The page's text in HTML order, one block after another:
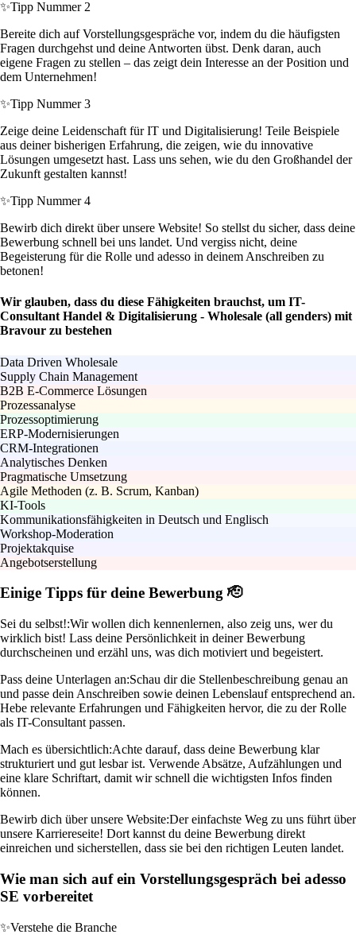
✨Tipp Nummer 2
Bereite dich auf Vorstellungsgespräche vor, indem du die häufigsten
Fragen durchgehst und deine Antworten übst. Denk daran, auch
eigene Fragen zu stellen – das zeigt dein Interesse an der Position und
dem Unternehmen!
✨Tipp Nummer 3
Zeige deine Leidenschaft für IT und Digitalisierung! Teile Beispiele
aus deiner bisherigen Erfahrung, die zeigen, wie du innovative
Lösungen umgesetzt hast. Lass uns sehen, wie du den Großhandel der
Zukunft gestalten kannst!
✨Tipp Nummer 4
Bewirb dich direkt über unsere Website! So stellst du sicher, dass deine
Bewerbung schnell bei uns landet. Und vergiss nicht, deine
Begeisterung für die Rolle und adesso in deinem Anschreiben zu
betonen!
Wir glauben, dass du diese Fähigkeiten brauchst, um IT-
Consultant Handel & Digitalisierung - Wholesale (all genders) mit
Bravour zu bestehen
Data Driven Wholesale
Supply Chain Management
B2B E-Commerce Lösungen
Prozessanalyse
Prozessoptimierung
ERP-Modernisierungen
CRM-Integrationen
Analytisches Denken
Pragmatische Umsetzung
Agile Methoden (z. B. Scrum, Kanban)
KI-Tools
Kommunikationsfähigkeiten in Deutsch und Englisch
Workshop-Moderation
Projektakquise
Angebotserstellung
Einige Tipps für deine Bewerbung 🫡
Sei du selbst!:Wir wollen dich kennenlernen, also zeig uns, wer du
wirklich bist! Lass deine Persönlichkeit in deiner Bewerbung
durchscheinen und erzähl uns, was dich motiviert und begeistert.
Pass deine Unterlagen an:Schau dir die Stellenbeschreibung genau an
und passe dein Anschreiben sowie deinen Lebenslauf entsprechend an.
Hebe relevante Erfahrungen und Fähigkeiten hervor, die zu der Rolle
als IT-Consultant passen.
Mach es übersichtlich:Achte darauf, dass deine Bewerbung klar
strukturiert und gut lesbar ist. Verwende Absätze, Aufzählungen und
eine klare Schriftart, damit wir schnell die wichtigsten Infos finden
können.
Bewirb dich über unsere Website:Der einfachste Weg zu uns führt über
unsere Karriereseite! Dort kannst du deine Bewerbung direkt
einreichen und sicherstellen, dass sie bei den richtigen Leuten landet.
Wie man sich auf ein Vorstellungsgespräch bei adesso
SE vorbereitet
✨Verstehe die Branche